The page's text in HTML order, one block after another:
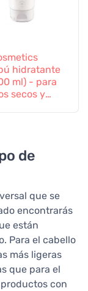
hidratante
ml) - para
secos y
de
que se
encontrarás
están
Para el cabello
más ligeras
que para el
con